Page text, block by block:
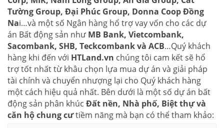
Tường Group, Đại Phúc Group, Donna Coop Đồng
Nai…và một số Ngân hàng hổ trợ vay vốn cho các dự
án Bất động sản như MB Bank, Vietcombank,
Sacombank, SHB, Teckcombank và ACB…Quý khách
hàng khi đến với HTLand.vn chúng tôi cam kết sẽ hổ
trợ tốt nhất từ khâu chọn lựa mua dự án và giải pháp
tài chính và chuyển nhượng lại cho Quý khách hàng
một cách hiệu quả nhất. Bên dưới là một số dự án bất
động sản phân khúc Đất nền, Nhà phố, Biệt thự và
căn hộ chung cưtiềm năng mà bạn có thể tham khảo: